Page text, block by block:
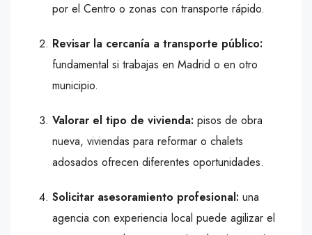
por el Centro o zonas con transporte rápido.
Revisar la cercanía a transporte público:
fundamental si trabajas en Madrid o en otro
municipio.
Valorar el tipo de vivienda: pisos de obra
nueva, viviendas para reformar o chalets
adosados ofrecen diferentes oportunidades.
Solicitar asesoramiento profesional: una
agencia con experiencia local puede agilizar el